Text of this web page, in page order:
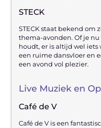
STECK
STECK staat bekend om
thema-avonden. Of je
houdt, er is altijd wel iets
een ruime dansvloer en
een avond vol plezier.
Live Muziek en
Café de V
Café de V is een